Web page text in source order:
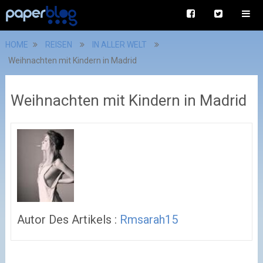
HOME REISEN
IN ALLER WELT
Weihnachten mit Kindern in Madrid
Weihnachten mit Kindern in Madrid
Autor Des Artikels : Rmsarah15